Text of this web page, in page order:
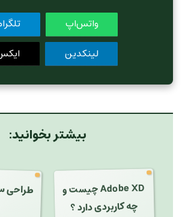
واتس‌اپ
لینکدین
بیشتر بخوانید:
Adobe XD چیست و
چه کاربردی دارد ؟
طراحی